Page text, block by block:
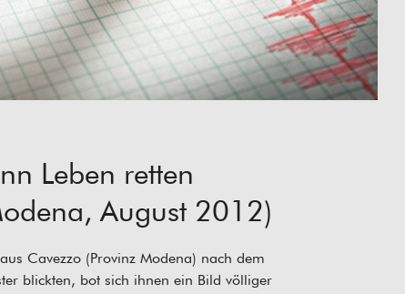
Leben retten
August 2012)
Cavezzo (Provinz Modena) nach dem
blickten, bot sich ihnen ein Bild völliger